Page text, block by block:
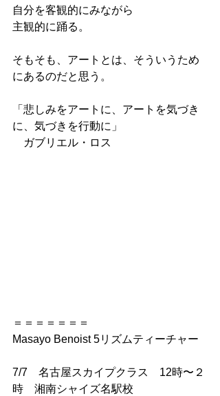
自分を客観的にみながら
主観的に踊る。
そもそも、アートとは、そういうため
にあるのだと思う。
「悲しみをアートに、アートを気づき
に、気づきを行動に」
ガブリエル・ロス
＝＝＝＝＝＝＝
Masayo Benoist 5リズムティーチャー
7/7　名古屋スカイプクラス　12時〜２
時　湘南シャイズ名駅校